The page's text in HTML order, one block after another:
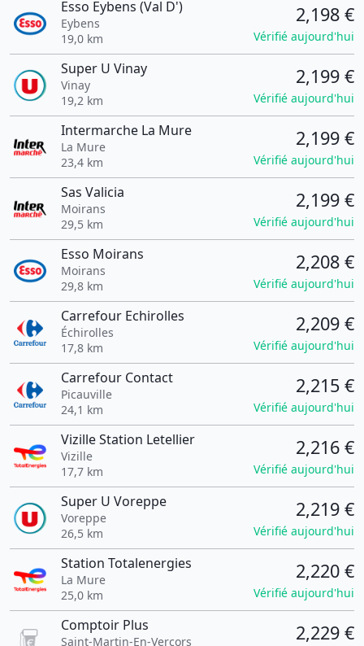
Esso Eybens (Val D')
Eybens
19,0 km
2,198 €
Vérifié aujourd'hui
Super U Vinay
Vinay
19,2 km
2,199 €
Vérifié aujourd'hui
Intermarche La Mure
La Mure
23,4 km
2,199 €
Vérifié aujourd'hui
Sas Valicia
Moirans
29,5 km
2,199 €
Vérifié aujourd'hui
Esso Moirans
Moirans
29,8 km
2,208 €
Vérifié aujourd'hui
Carrefour Echirolles
Échirolles
17,8 km
2,209 €
Vérifié aujourd'hui
Carrefour Contact
Picauville
24,1 km
2,215 €
Vérifié aujourd'hui
Vizille Station Letellier
Vizille
17,7 km
2,216 €
Vérifié aujourd'hui
Super U Voreppe
Voreppe
26,5 km
2,219 €
Vérifié aujourd'hui
Station Totalenergies
La Mure
25,0 km
2,220 €
Vérifié aujourd'hui
Comptoir Plus
Saint-Martin-En-Vercors 2,229 €